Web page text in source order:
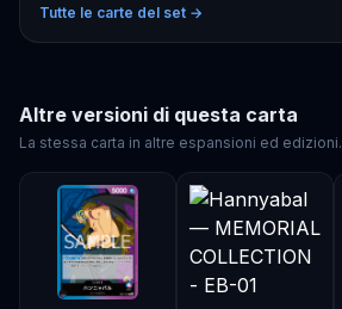
Tutte le carte del set →
Altre versioni di questa carta
La stessa carta in altre espansioni ed edizioni.